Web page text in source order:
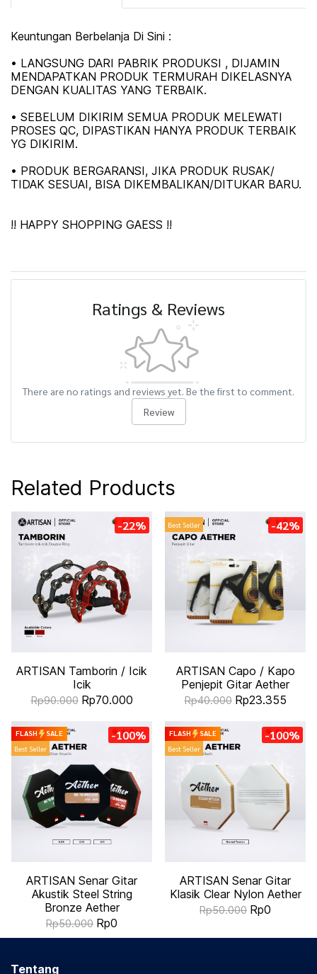
Keuntungan Berbelanja Di Sini :
• LANGSUNG DARI PABRIK PRODUKSI , DIJAMIN
MENDAPATKAN PRODUK TERMURAH DIKELASNYA
DENGAN KUALITAS YANG TERBAIK.
• SEBELUM DIKIRIM SEMUA PRODUK MELEWATI
PROSES QC, DIPASTIKAN HANYA PRODUK TERBAIK
YG DIKIRIM.
• PRODUK BERGARANSI, JIKA PRODUK RUSAK/
TIDAK SESUAI, BISA DIKEMBALIKAN/DITUKAR BARU.
!! HAPPY SHOPPING GAESS !!
Ratings & Reviews
There are no ratings and reviews yet. Be the first to comment.
Review
Related Products
-22%
ARTISAN Tamborin / Icik
Icik
Rp90.000 Rp70.000
Best Seller -42%
ARTISAN Capo / Kapo
Penjepit Gitar Aether
Rp40.000 Rp23.355
FLASH
SALE
Best Seller
-100%
ARTISAN Senar Gitar
Akustik Steel String
Bronze Aether
Rp50.000 Rp0
FLASH
SALE
Best Seller
-100%
ARTISAN Senar Gitar
Klasik Clear Nylon Aether
Rp50.000 Rp0
Tentang